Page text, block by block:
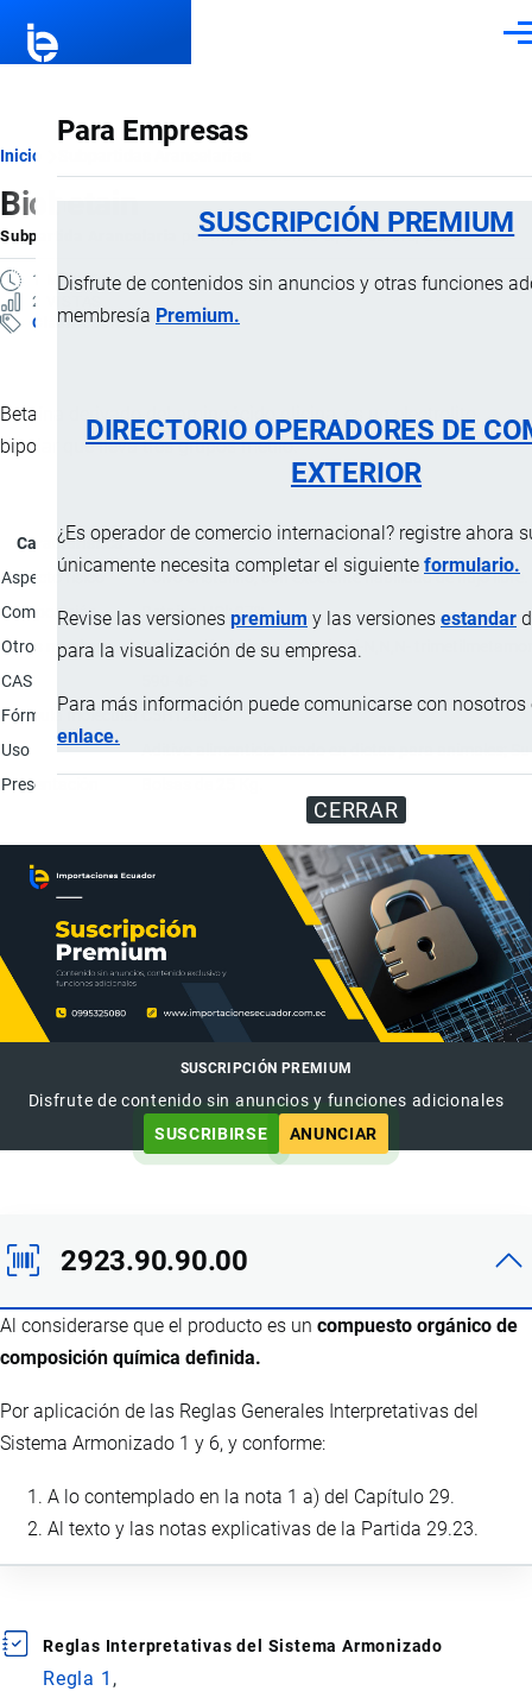
Para Empresas
SUSCRIPCIÓN PREMIUM
Disfrute de contenidos sin anuncios y otras funciones
membresía Premium.
DIRECTORIO OPERADORES DE
EXTERIOR
¿Es operador de comercio internacional? registre ahora
únicamente necesita completar el siguiente formulario.
Revise las versiones premium y las versiones estandar
para la visualización de su empresa.
Para más información puede comunicarse con nosotros
enlace.
CERRAR
Ruta
de
navegación
Inicio
Biobetain
Subpartida Arancelaria porImportaciones …, 6 Febrero, 2025
1 MINUTO
2 VISTAS
Clasificación Arancelaria
Betaína derivado del aminoácido glicina, es un electrolito
bipolar que lleva tres grupos metilo.
Característica
Aspecto físico
Polvo cristalino, con excelente habilidad de flujo libre.
Composición
Betaína HCl: 97%.
Otros nombres
Betaína clorhidrato; 1-carboxi-N,N,N-
CAS
Fórmula molecular C5H12ClNO
Uso
Presentación
SUSCRIPCIÓN PREMIUM
Disfrute de contenido sin anuncios y funciones adicionales
SUSCRIBIRSE
ANUNCIAR
2923.90.90.00
Al considerarse que el producto es un compuesto orgánico de
composición química definida.
Por aplicación de las Reglas Generales Interpretativas del
Sistema Armonizado 1 y 6, y conforme:
A lo contemplado en la nota 1 a) del Capítulo 29.
Al texto y las notas explicativas de la Partida 29.23.
Reglas Interpretativas del Sistema Armonizado
Regla 1